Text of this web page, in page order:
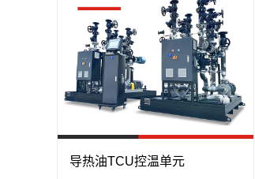
导热油TCU控温单元